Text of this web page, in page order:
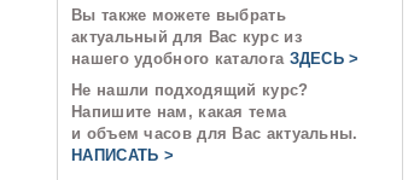
Вы также можете выбрать
актуальный для Вас курс из
нашего удобного каталога ЗДЕСЬ >
Не нашли подходящий курс?
Напишите нам, какая тема
и объем часов для Вас актуальны.
НАПИСАТЬ >